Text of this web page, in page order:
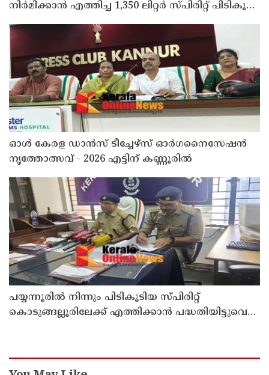
നിർമിക്കാൻ എത്തിച്ച 1,350 ലിറ്റർ സ്പിരിറ്റ് പിടികൂടി;
ഓൾ കേരള ഡാൻസ് ടീച്ചേഴ്സ് ഓർഗനൈസേഷൻ
നൃത്തോത്സവ് - 2026 എട്ടിന് കണ്ണൂരിൽ
പയ്യന്നൂരിൽ നിന്നും പിടികൂടിയ സ്പിരിറ്റ്
കൊടുങ്ങല്ലൂരിലേക്ക് എത്തിക്കാൻ പദ്ധതിയിട്ടുവെന്ന്